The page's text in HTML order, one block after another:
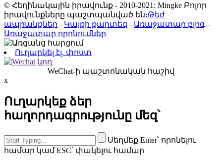
© Հեղինակային իրավունք - 2010-2021: Mingke Բոլոր
իրավունքները պաշտպանված են։Թեժ
ապրանքներ - Կայքի քարտեզ - Առաջատար բլոգ -
Առաջատար որոնումներ
Ուղարկել էլ. փոստ
WeChat-ի պաշտոնական հաշիվ
x
Ուղարկեք ձեր
հաղորդագրությունը մեզ՝
Սեղմեք Enter՝ որոնելու
համար կամ ESC՝ փակելու համար